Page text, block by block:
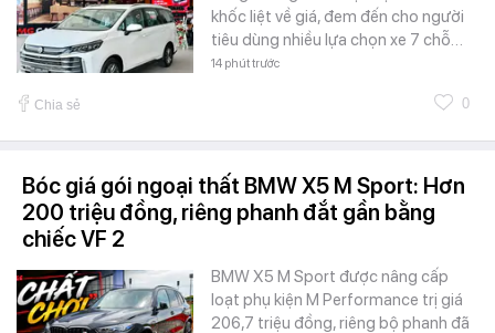
khốc liệt về giá, đem đến cho người
tiêu dùng nhiều lựa chọn xe 7 chỗ…
14 phút trước
Chia sẻ 0
Bóc giá gói ngoại thất BMW X5 M Sport: Hơn
200 triệu đồng, riêng phanh đắt gần bằng
chiếc VF 2
BMW X5 M Sport được nâng cấp
loạt phụ kiện M Performance trị giá
206,7 triệu đồng, riêng bộ phanh đã